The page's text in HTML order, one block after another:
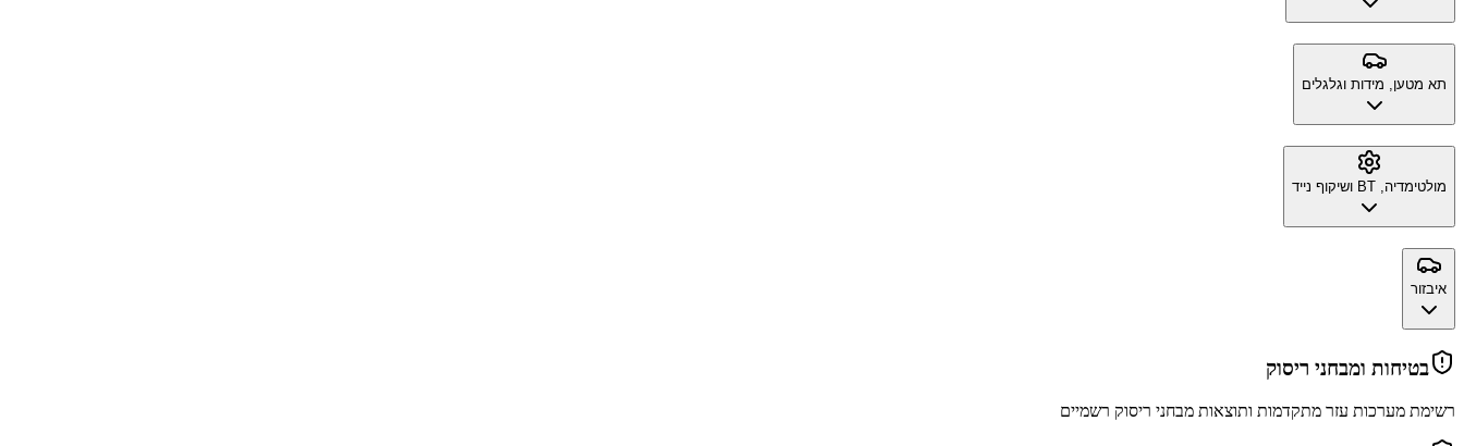
תא מטען, מידות וגלגלים
מולטימדיה, BT ושיקוף נייד
איבזור
בטיחות ומבחני ריסוק
רשימת מערכות עזר מתקדמות ותוצאות מבחני ריסוק רשמיים